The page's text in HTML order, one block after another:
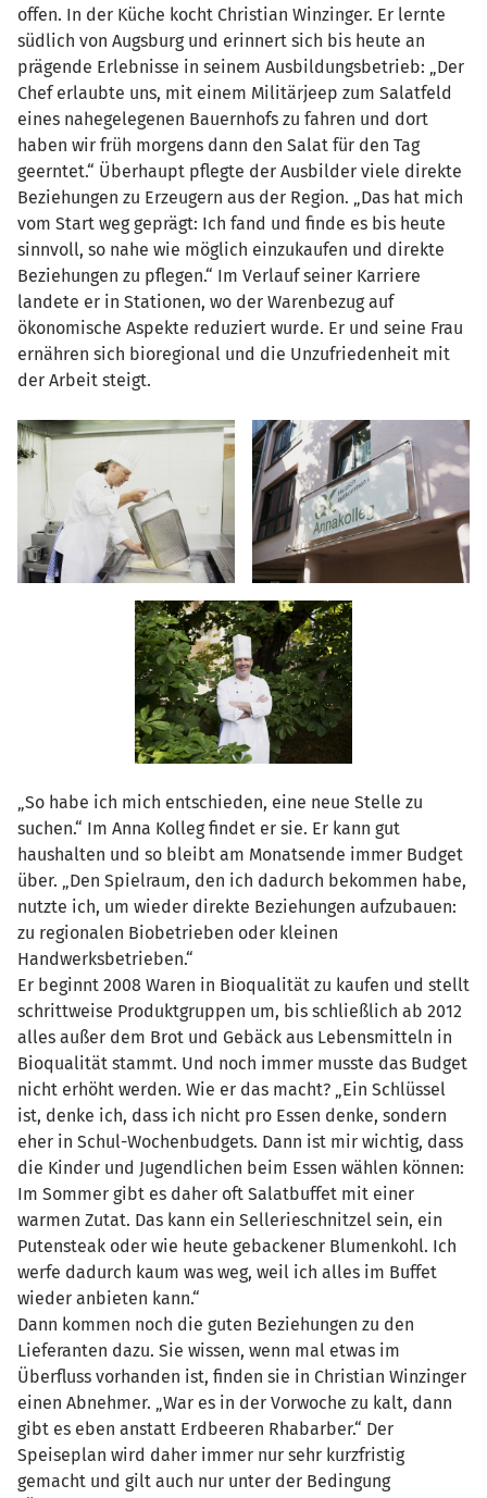
offen. In der Küche kocht Christian Winzinger. Er lernte
südlich von Augsburg und erinnert sich bis heute an
prägende Erlebnisse in seinem Ausbildungsbetrieb: „Der
Chef erlaubte uns, mit einem Militärjeep zum Salatfeld
eines nahegelegenen Bauernhofs zu fahren und dort
haben wir früh morgens dann den Salat für den Tag
geerntet.“ Überhaupt pflegte der Ausbilder viele direkte
Beziehungen zu Erzeugern aus der Region. „Das hat mich
vom Start weg geprägt: Ich fand und finde es bis heute
sinnvoll, so nahe wie möglich einzukaufen und direkte
Beziehungen zu pflegen.“ Im Verlauf seiner Karriere
landete er in Stationen, wo der Warenbezug auf
ökonomische Aspekte reduziert wurde. Er und seine Frau
ernähren sich bioregional und die Unzufriedenheit mit
der Arbeit steigt.
„So habe ich mich entschieden, eine neue Stelle zu
suchen.“ Im Anna Kolleg findet er sie. Er kann gut
haushalten und so bleibt am Monatsende immer Budget
über. „Den Spielraum, den ich dadurch bekommen habe,
nutzte ich, um wieder direkte Beziehungen aufzubauen:
zu regionalen Biobetrieben oder kleinen
Handwerksbetrieben.“
Er beginnt 2008 Waren in Bioqualität zu kaufen und stellt
schrittweise Produktgruppen um, bis schließlich ab 2012
alles außer dem Brot und Gebäck aus Lebensmitteln in
Bioqualität stammt. Und noch immer musste das Budget
nicht erhöht werden. Wie er das macht? „Ein Schlüssel
ist, denke ich, dass ich nicht pro Essen denke, sondern
eher in Schul-Wochenbudgets. Dann ist mir wichtig, dass
die Kinder und Jugendlichen beim Essen wählen können:
Im Sommer gibt es daher oft Salatbuffet mit einer
warmen Zutat. Das kann ein Sellerieschnitzel sein, ein
Putensteak oder wie heute gebackener Blumenkohl. Ich
werfe dadurch kaum was weg, weil ich alles im Buffet
wieder anbieten kann.“
Dann kommen noch die guten Beziehungen zu den
Lieferanten dazu. Sie wissen, wenn mal etwas im
Überfluss vorhanden ist, finden sie in Christian Winzinger
einen Abnehmer. „War es in der Vorwoche zu kalt, dann
gibt es eben anstatt Erdbeeren Rhabarber.“ Der
Speiseplan wird daher immer nur sehr kurzfristig
gemacht und gilt auch nur unter der Bedingung